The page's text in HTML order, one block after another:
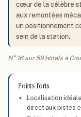
cœur de la célèbre
aux remontées
un positionnement
sein de la station.
N° 16 sur 59 hôtels à
Points forts
Localisation
direct aux pistes